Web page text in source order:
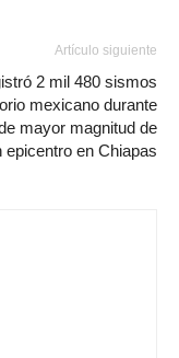
Artículo siguiente
2 mil 480 sismos
mexicano durante
mayor magnitud de
epicentro en Chiapas